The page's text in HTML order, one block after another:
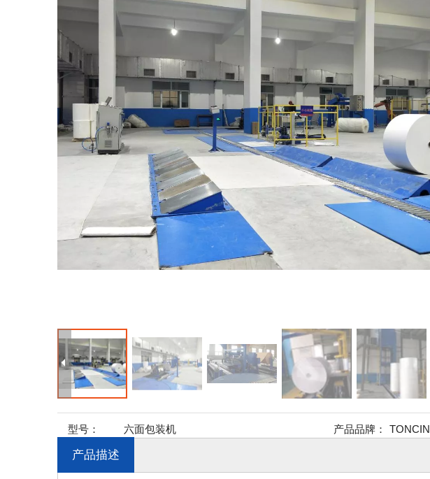
型号： 六面包装机 产品品牌： TONCIN
产品描述